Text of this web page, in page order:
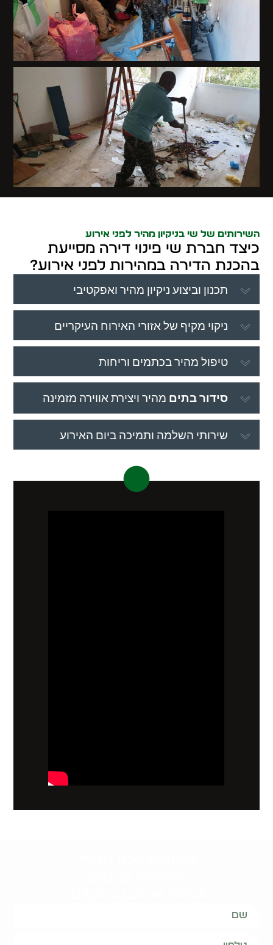
השירותים של שי בניקיון מהיר לפני אירוע
כיצד חברת שי פינוי דירה מסייעת
בהכנת הדירה במהירות לפני אירוע?
תכנון וביצוע ניקיון מהיר ואפקטיבי
ניקוי מקיף של אזורי האירוח העיקריים
טיפול מהיר בכתמים וריחות
סידור בתים מהיר ויצירת אווירה מזמינה
שירותי השלמה ותמיכה ביום האירוע